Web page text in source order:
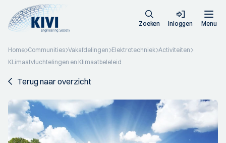
Zoeken Inloggen Menu
Home Communities Vakafdelingen Elektrotechniek Activiteiten
KLimaatvluchtelingen en Klimaatbeleleid
Terug naar overzicht